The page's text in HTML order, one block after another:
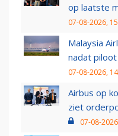
op laatste
07-08-2026,
Malaysia
nadat
07-08-2026,
Airbus op
ziet
07-08-